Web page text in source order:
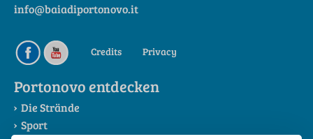
info@baiadiportonovo.it
Credits Privacy
Portonovo entdecken
Die Strände
Sport